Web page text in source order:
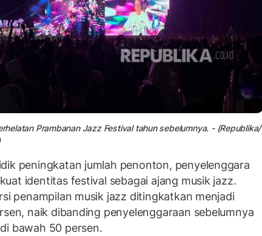
Prambanan Jazz Festival tahun sebelumnya. - (Republika/
peningkatan jumlah penonton, penyelenggara
identitas festival sebagai ajang musik jazz.
penampilan musik jazz ditingkatkan menjadi
naik dibanding penyelenggaraan sebelumnya
bawah 50 persen.